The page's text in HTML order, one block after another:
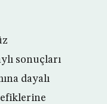
sonuçları
dayalı